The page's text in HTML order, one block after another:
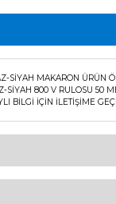
SİYAH MAKARON ÜRÜN
SİYAH 800 V RULOSU 50
BİLGİ İÇİN İLETİŞİME